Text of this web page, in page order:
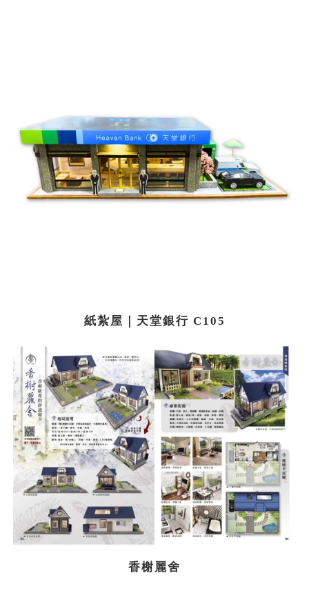
紙紮屋｜天堂銀行 C105
香榭麗舍